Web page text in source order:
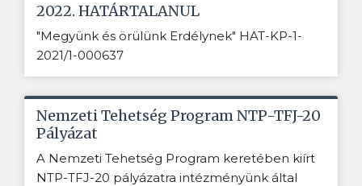
2022. HATÁRTALANUL
"Megyünk és örülünk Erdélynek" HAT-KP-1-
2021/1-000637
Nemzeti Tehetség Program NTP-TFJ-20
Pályázat
A Nemzeti Tehetség Program keretében kiírt
NTP-TFJ-20 pályázatra intézményünk által